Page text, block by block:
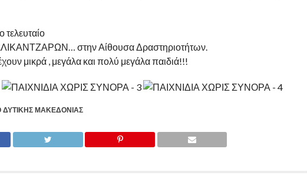
τελευταίο
στην Αίθουσα Δραστηριοτήτων.
μικρά , μεγάλα και πολύ μεγάλα παιδιά!!!
ΜΑΚΕΔΟΝΊΑΣ